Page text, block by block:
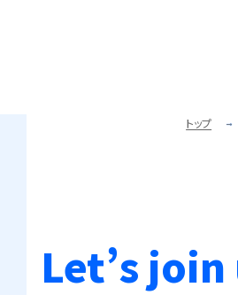
トップ
Let’s